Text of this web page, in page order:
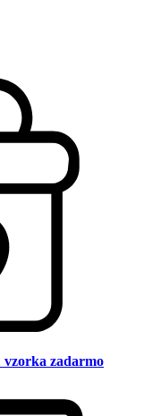
vzorka zadarmo